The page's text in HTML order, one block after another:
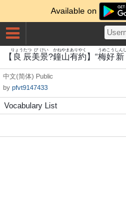
Available on
【 良
りょう
辰
たつ
美
び
景
けい
?鐘
かね
山
やま
有
あり
約
やく
】“梅
うめ
好
こう しん
中文(简体) Public
by pfvt9147433
Vocabulary List